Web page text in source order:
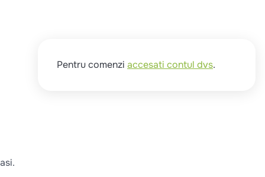
Pentru comenzi accesati contul dvs.